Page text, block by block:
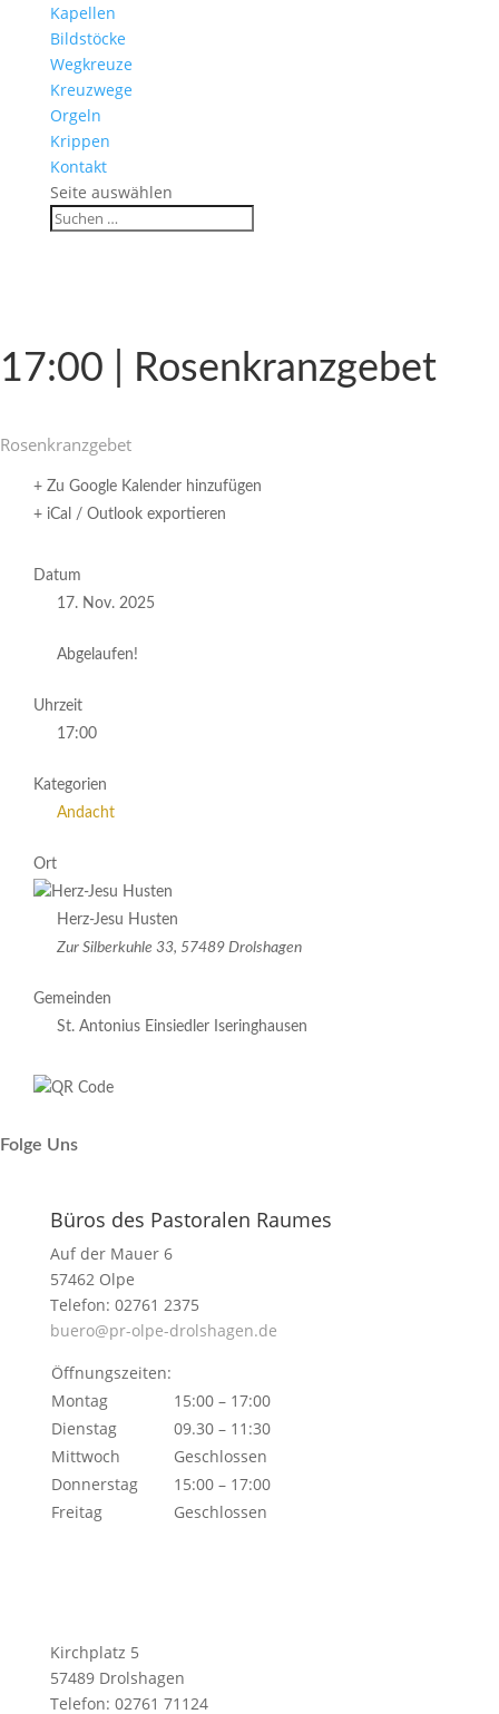
Kapellen
Bild­stöcke
Wegkreuze
Kreuz­wege
Orgeln
Krippen
Kontakt
Seite auswählen
17:00 | Rosenkranzgebet
Rosen­kranz­gebet
+ Zu Google Kalender hinzufügen
+ iCal / Outlook exportieren
Datum
17. Nov. 2025
Abgelaufen!
Uhrzeit
17:00
Kategorien
Andacht
Ort
Herz-Jesu Husten
Zur Silberkuhle 33, 57489 Drolshagen
Gemeinden
St. Antonius Einsiedler Iseringhausen
Folge Uns
Büros des Pastoralen Raumes
Auf der Mauer 6
57462 Olpe
Telefon: 02761 2375
buero@pr-olpe-drolshagen.de
Öffnungszeiten:
Montag
15:00 – 17:00
Dienstag
09.30 – 11:30
Mittwoch
Geschlossen
Donnerstag
15:00 – 17:00
Freitag
Geschlossen
Kirchplatz 5
57489 Drolshagen
Telefon: 02761 71124